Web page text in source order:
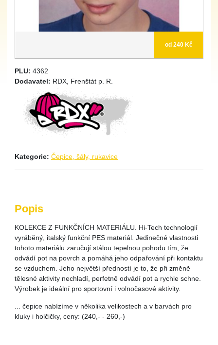
od 240 Kč
PLU: 4362
Dodavatel: RDX, Frenštát p. R.
Kategorie: Čepice, šály, rukavice
Popis
KOLEKCE Z FUNKČNÍCH MATERIÁLU. Hi-Tech technologií
vyráběný, italský funkční PES materiál. Jedinečné vlastnosti
tohoto materiálu zaručují stálou tepelnou pohodu tím, že
odvádí pot na povrch a pomáhá jeho odpařování při kontaktu
se vzduchem. Jeho největší předností je to, že při změně
tělesné aktivity nechladí, perfetně odvádí pot a rychle schne.
Výrobek je ideální pro sportovní i volnočasové aktivity.
... čepice nabízíme v několika velikostech a v barvách pro
kluky i holčičky, ceny: (240,- - 260,-)